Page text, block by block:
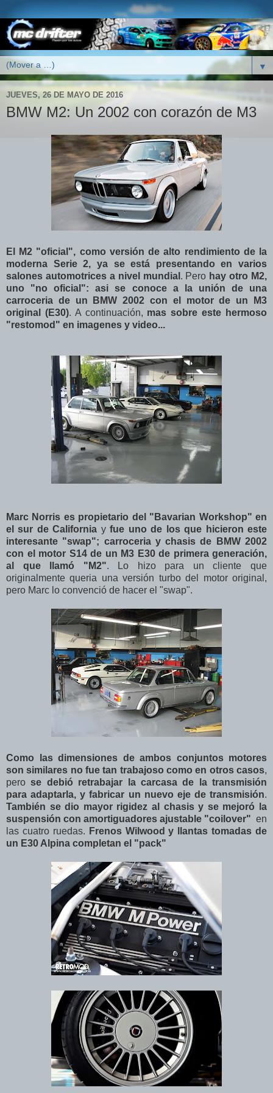
▼
JUEVES, 26 DE MAYO DE 2016
BMW M2: Un 2002 con corazón de M3
El M2 "oficial", como versión de alto rendimiento de la
moderna Serie 2, ya se está presentando en varios
salones automotrices a nivel mundial . Pero hay otro M2,
uno "no oficial": asi se conoce a la unión de una
carroceria de un BMW 2002 con el motor de un M3
original (E30). A continuación, mas sobre este hermoso
"restomod" en imagenes y video...
Marc Norris es propietario del "Bavarian Workshop" en
el sur de California yfue uno de los que hicieron este
interesante "swap"; carroceria y chasis de BMW 2002
con el motor S14 de un M3 E30 de primera generación,
al que llamó "M2". Lo hizo para un cliente que
originalmente queria una versión turbo del motor original,
pero Marc lo convenció de hacer el "swap".
Como las dimensiones de ambos conjuntos motores
son similares no fue tan trabajoso como en otros casos,
perose debió retrabajar la carcasa de la transmisión
para adaptarla, y fabricar un nuevo eje de transmisión.
También se dio mayor rigidez al chasis y se mejoró la
suspensión con amortiguadores ajustable "coilover" en
las cuatro ruedas. Frenos Wilwood y llantas tomadas de
un E30 Alpina completan el "pack"